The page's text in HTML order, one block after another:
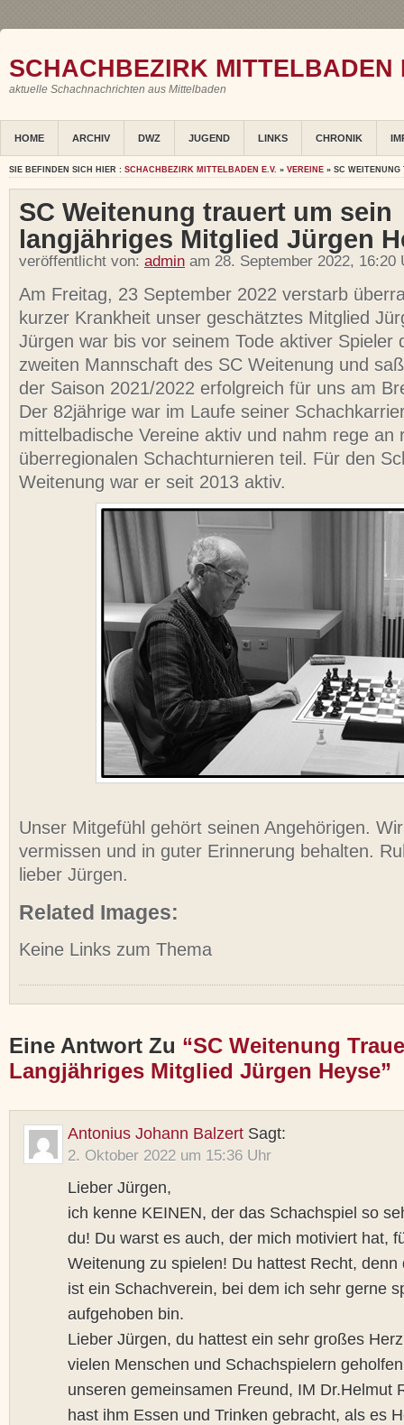
SCHACHBEZIRK MITTELBADEN
aktuelle Schachnachrichten aus Mittelbaden
HOME ARCHIV DWZ JUGEND LINKS CHRONIK
SIE BEFINDEN SICH HIER : SCHACHBEZIRK MITTELBADEN E.V. » VEREINE » SC
SC Weitenung trauert um sein
langjähriges Mitglied Jürgen
veröffentlicht von: admin am 28. September 2022,
Am Freitag, 23 September 2022 verstarb
kurzer Krankheit unser geschätztes Mitglied
Jürgen war bis vor seinem Tode aktiver Spieler
zweiten Mannschaft des SC Weitenung und
der Saison 2021/2022 erfolgreich für uns am
Der 82jährige war im Laufe seiner
mittelbadische Vereine aktiv und nahm rege an
überregionalen Schachturnieren teil. Für den
Weitenung war er seit 2013 aktiv.
Unser Mitgefühl gehört seinen Angehörigen.
vermissen und in guter Erinnerung behalten.
lieber Jürgen.
Related Images:
Keine Links zum Thema
Eine Antwort Zu “SC Weitenung
Langjähriges Mitglied Jürgen Heyse”
Antonius Johann Balzert Sagt:
2. Oktober 2022 um 15:36 Uhr
Lieber Jürgen,
ich kenne KEINEN, der das Schachspiel so
du! Du warst es auch, der mich motiviert hat,
Weitenung zu spielen! Du hattest Recht, denn
ist ein Schachverein, bei dem ich sehr gerne
aufgehoben bin.
Lieber Jürgen, du hattest ein sehr großes
vielen Menschen und Schachspielern
unseren gemeinsamen Freund, IM Dr.Helmut
hast ihm Essen und Trinken gebracht, als es